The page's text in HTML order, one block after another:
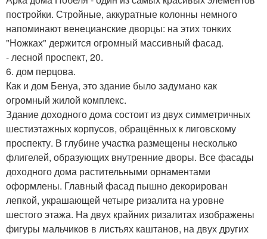
постройки. Стройные, аккуратные колонны немного
напоминают венецианские дворцы: на этих тонких
"Ножках" держится огромный массивный фасад.
- лесной проспект, 20.
6. дом перцова.
Как и дом Бенуа, это здание было задумано как
огромный жилой комплекс.
Здание доходного дома состоит из двух симметричных
шестиэтажных корпусов, обращённых к лиговскому
проспекту. В глубине участка размещены несколько
флигелей, образующих внутренние дворы. Все фасады
доходного дома растительными орнаментами
оформлены. Главный фасад пышно декорирован
лепкой, украшающей четыре ризалита на уровне
шестого этажа. На двух крайних ризалитах изображены
фигуры мальчиков в листьях каштанов, на двух других